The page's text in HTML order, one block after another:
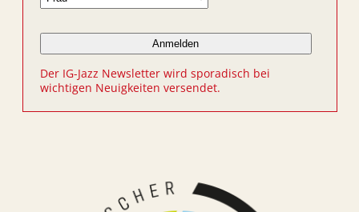
Der IG-Jazz Newsletter wird sporadisch bei
wichtigen Neuigkeiten versendet.